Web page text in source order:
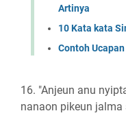
Artinya
10 Kata kata
Contoh
16. "Anjeun anu
nanaon pikeun jalma